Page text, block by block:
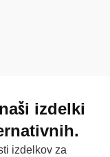
izdelki
izdelkov za